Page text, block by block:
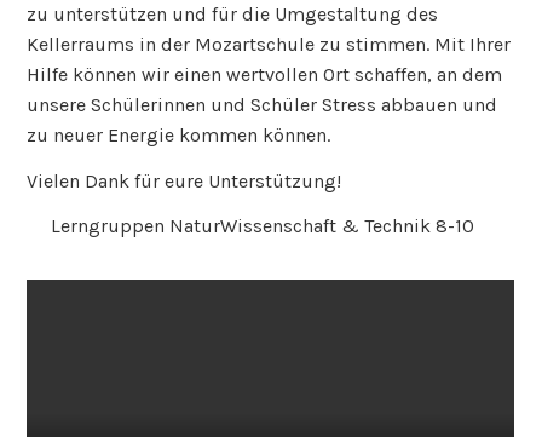
zu unterstützen und für die Umgestaltung des
Kellerraums in der Mozartschule zu stimmen. Mit Ihrer
Hilfe können wir einen wertvollen Ort schaffen, an dem
unsere Schülerinnen und Schüler Stress abbauen und
zu neuer Energie kommen können.
Vielen Dank für eure Unterstützung!
Lerngruppen NaturWissenschaft & Technik 8-10